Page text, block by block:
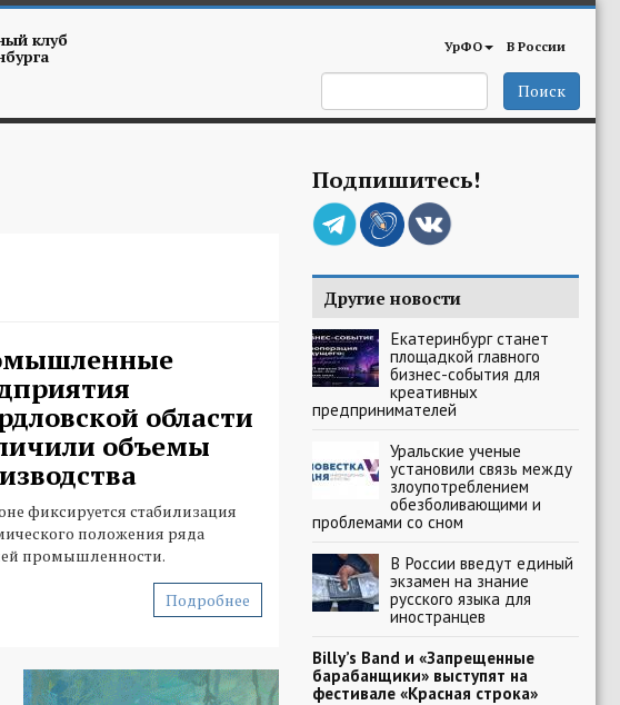
клуб УрФО В России
Поиск
области
объемы
фиксируется стабилизация
положения ряда
промышленности.
Подробнее
Подпишитесь!
Другие новости
Екатеринбург станет
площадкой главного
бизнес-события для
креативных
предпринимателей
Уральские ученые
установили связь между
злоупотреблением
обезболивающими и
проблемами со сном
В России введут единый
экзамен на знание
русского языка для
иностранцев
Billy’s Band и «Запрещенные
барабанщики» выступят на
фестивале «Красная строка»